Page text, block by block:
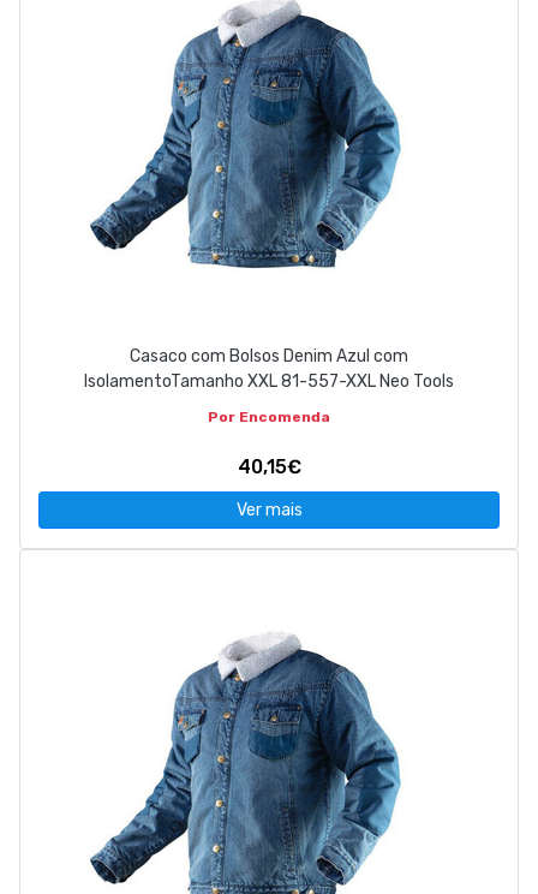
Casaco com Bolsos Denim Azul com
IsolamentoTamanho XXL 81-557-XXL Neo Tools
Por Encomenda
40,15€
Ver mais